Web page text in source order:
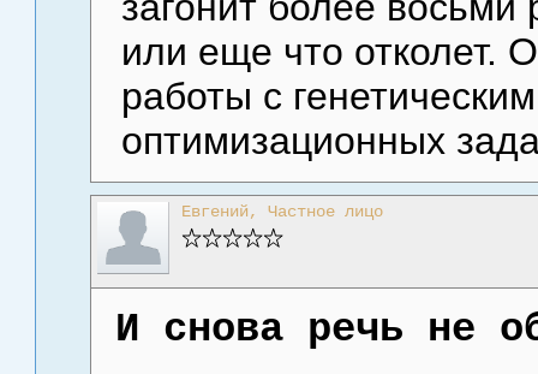
или еще что отколет.
работы с
оптимизационных
Евгений, Частное лицо
И снова речь не